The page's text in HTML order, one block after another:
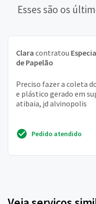
Esses são os
Clara contratou
de Papelão
Preciso fazer a coleta
e plástico gerado em
atibaia, jd alvinopolis
Pedido atendido